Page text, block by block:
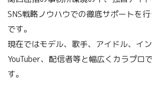
SNS戦略ノウハウでの徹底サポートを
です。
現在ではモデル、歌手、アイドル、イン
YouTuber、配信者等と幅広くカラプロ
す。